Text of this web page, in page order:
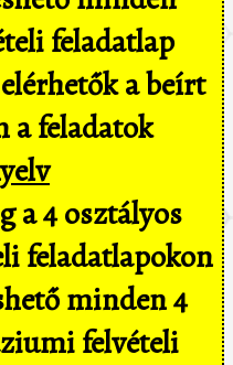
feladatlap
a beírt
a feladatok
a 4 osztályos
feladatlapokon
minden 4
felvételi